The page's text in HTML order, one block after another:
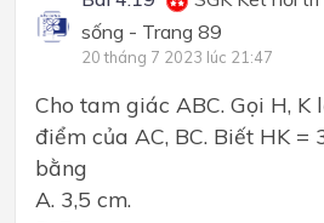
sống - Trang 89
20 tháng 7 2023 lúc 21:47
Cho tam giác ABC. Gọi H,
điểm của AC, BC. Biết HK =
bằng
A. 3,5 cm.